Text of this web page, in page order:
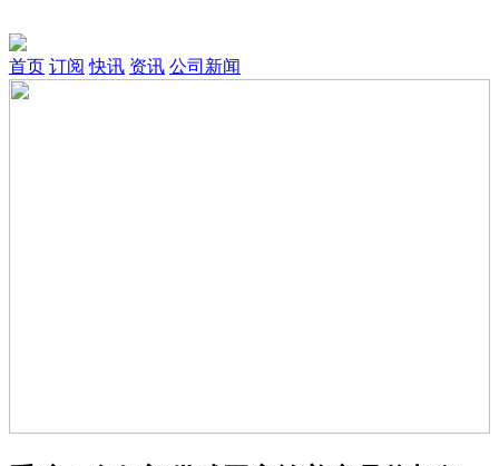
首页 订阅 快讯 资讯 公司新闻